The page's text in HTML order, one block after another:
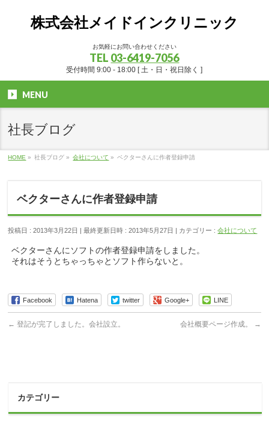
株式会社メイドインクリニック
お気軽にお問い合わせください
TEL 03-6419-7056
受付時間 9:00 - 18:00 [ 土・日・祝日除く ]
MENU
社長ブログ
HOME » 社長ブログ » 会社について » ベクターさんに作者登録申請
ベクターさんに作者登録申請
投稿日 : 2013年3月22日 最終更新日時 : 2013年5月27日 カテゴリー :会社について
ベクターさんにソフトの作者登録申請をしました。
それはそうとちゃっちゃとソフト作らないと。
Facebook Hatena twitter Google+ LINE
← 登記が完了しました。会社設立。 会社概要ページ作成。 →
カテゴリー